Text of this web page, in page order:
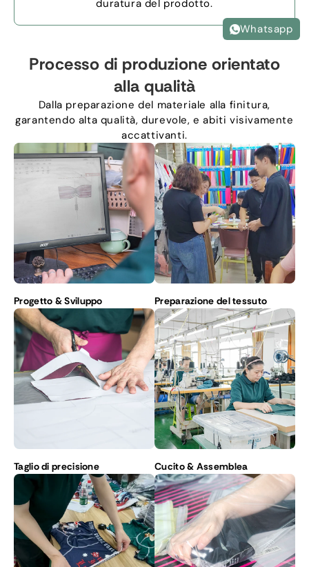
duratura del prodotto.
Processo di produzione orientato
alla qualità
Dalla preparazione del materiale alla finitura,
garantendo alta qualità, durevole, e abiti visivamente
accattivanti.
Progetto & Sviluppo Preparazione del tessuto
Taglio di precisione Cucito & Assemblea
Whatsapp